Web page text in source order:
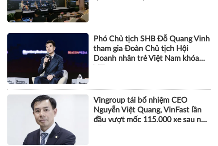
Phó Chủ tịch SHB Đỗ Quang Vinh
tham gia Đoàn Chủ tịch Hội
Doanh nhân trẻ Việt Nam khóa
Vingroup tái bổ nhiệm CEO
Nguyễn Việt Quang, VinFast lần
đầu vượt mốc 115.000 xe sau nửa